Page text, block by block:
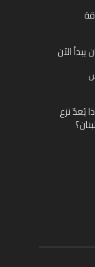
الآن
يُعدّ نزع